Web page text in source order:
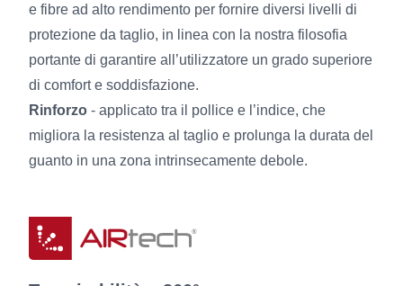
e fibre ad alto rendimento per fornire diversi livelli di
protezione da taglio, in linea con la nostra filosofia
portante di garantire all’utilizzatore un grado superiore
di comfort e soddisfazione.
Rinforzo - applicato tra il pollice e l’indice, che
migliora la resistenza al taglio e prolunga la durata del
guanto in una zona intrinsecamente debole.